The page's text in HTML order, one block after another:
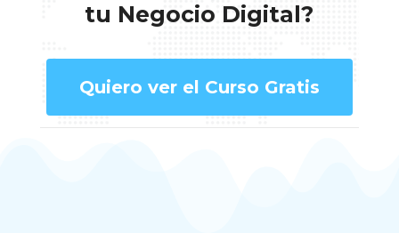
tu Negocio Digital?
Quiero ver el Curso Gratis